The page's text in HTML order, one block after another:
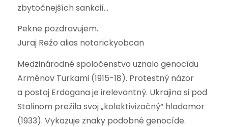
zbytočnejších sankcií…
Pekne pozdravujem.
Juraj Režo alias notorickyobcan
Medzinárodné spoločenstvo uznalo genocídu
Arménov Turkami (1915-18). Protestný názor
a postoj Erdogana je irelevantný. Ukrajina si pod
Stalinom prežila svoj „kolektivizačný“ hladomor
(1933). Vykazuje znaky podobné genocíde.